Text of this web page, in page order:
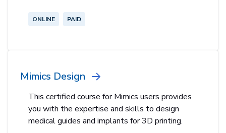
ONLINE PAID
Mimics Design
This certified course for Mimics users provides
you with the expertise and skills to design
medical guides and implants for 3D printing.